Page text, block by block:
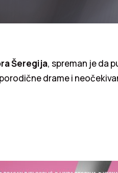
Šeregija, spreman je da
drame i